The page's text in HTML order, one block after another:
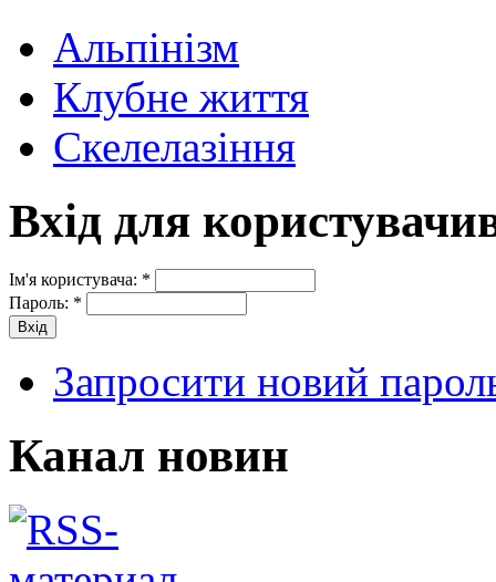
Альпінізм
Клубне життя
Скелелазіння
Вхід для
Ім'я користувача: *
Пароль: *
Запросити новий
Канал новин